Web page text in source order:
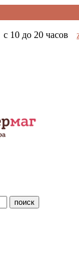
с 10 до 20 часов
поиск